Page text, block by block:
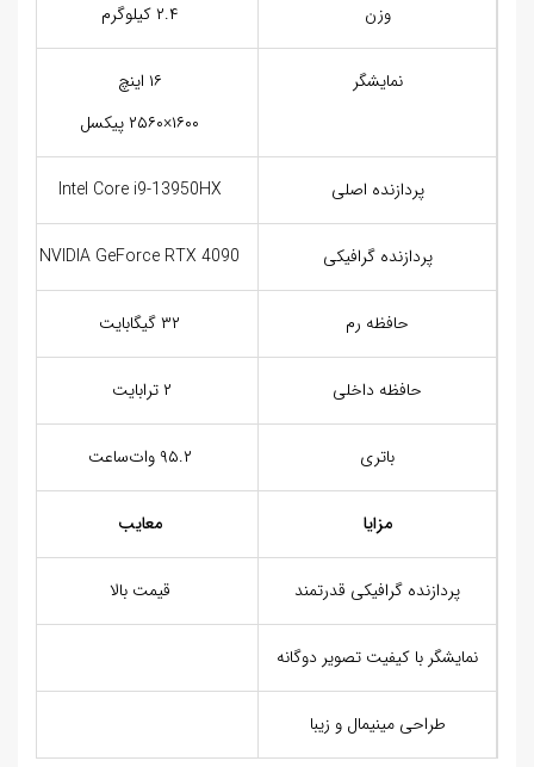
وزن ۲.۴ کیلوگرم
نمایشگر
۱۶ اینچ
۱۶۰۰×۲۵۶۰ پیکسل
پردازنده اصلی Intel Core i9-13950HX
پردازنده گرافیکی NVIDIA GeForce RTX 4090
حافظه رم ۳۲ گیگابایت
حافظه داخلی ۲ ترابایت
باتری ۹۵.۲ وات‌ساعت
مزایا معایب
پردازنده گرافیکی قدرتمند قیمت بالا
نمایشگر با کیفیت تصویر دوگانه
طراحی مینیمال و زیبا